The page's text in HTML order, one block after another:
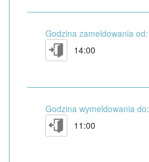
Godzina zameldowania od:
14:00
Godzina wymeldowania do:
11:00